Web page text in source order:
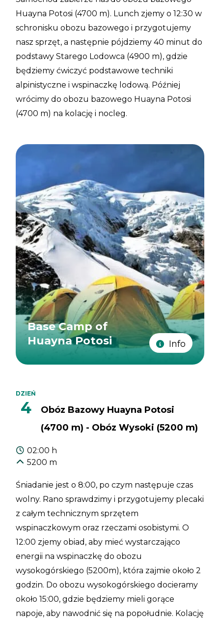
Huayna Potosi (4700 m). Lunch zjemy o 12:30 w
schronisku obozu bazowego i przygotujemy
nasz sprzęt, a następnie pójdziemy 40 minut do
podstawy Starego Lodowca (4900 m), gdzie
będziemy ćwiczyć podstawowe techniki
alpinistyczne i wspinaczkę lodową. Później
wrócimy do obozu bazowego Huayna Potosi
(4700 m) na kolację i nocleg.
Base Camp of
Huayna Potosi
Info
DZIEŃ
4
Obóz Bazowy Huayna Potosi
(4700 m) - Obóz Wysoki (5200 m)
02:00 h
5200 m
Śniadanie jest o 8:00, po czym następuje czas
wolny. Rano sprawdzimy i przygotujemy plecaki
z całym technicznym sprzętem
wspinaczkowym oraz rzeczami osobistymi. O
12:00 zjemy obiad, aby mieć wystarczająco
energii na wspinaczkę do obozu
wysokogórskiego (5200m), która zajmie około 2
godzin. Do obozu wysokogórskiego docieramy
około 15:00, gdzie będziemy mieli gorące
napoje, aby nawodnić się na popołudnie. Kolację